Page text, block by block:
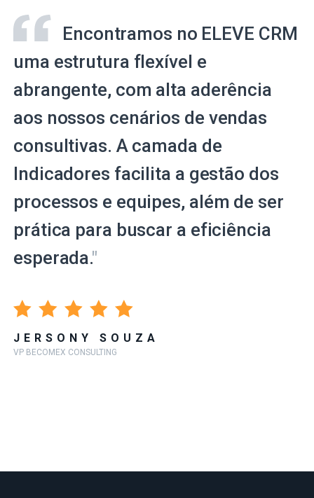
Encontramos no ELEVE CRM
uma estrutura flexível e
abrangente, com alta aderência
aos nossos cenários de vendas
consultivas. A camada de
Indicadores facilita a gestão dos
processos e equipes, além de ser
prática para buscar a eficiência
esperada."
JERSONY SOUZA
VP BECOMEX CONSULTING